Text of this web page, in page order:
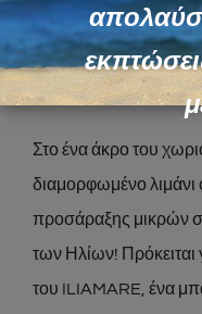
και απέχει 98
από την Λίμνη
Αιδηψό.
Στο ένα άκρο του
διαμορφωμένο
προσάραξης μικρών
των Ηλίων! Πρόκειται
του ILIAMARE, ένα